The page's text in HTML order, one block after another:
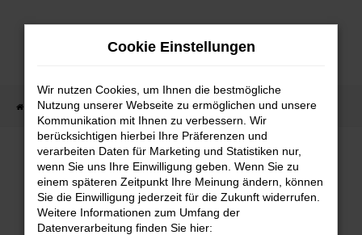
Zum
Startseite Unternehmen Jobs & Karriere
Jobs & Karriere
Kommen Sie in unser Team.
Cookie Einstellungen
Wir nutzen Cookies, um Ihnen die bestmögliche
Nutzung unserer Webseite zu ermöglichen und unsere
Kommunikation mit Ihnen zu verbessern. Wir
berücksichtigen hierbei Ihre Präferenzen und
verarbeiten Daten für Marketing und Statistiken nur,
wenn Sie uns Ihre Einwilligung geben. Wenn Sie zu
einem späteren Zeitpunkt Ihre Meinung ändern, können
Sie die Einwilligung jederzeit für die Zukunft widerrufen.
Weitere Informationen zum Umfang der
Datenverarbeitung finden Sie hier: